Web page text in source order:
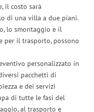
il costo sarà
di una villa a due piani.
lo smontaggio e il
per il trasporto, possono
personalizzato in
pacchetti di
e dei servizi
di tutte le fasi del
al trasporto e